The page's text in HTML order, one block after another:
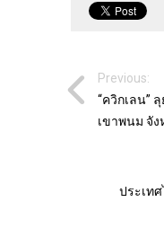
Previous:
“ควิกเลน”
เขาพนม จัง
ประเทศ